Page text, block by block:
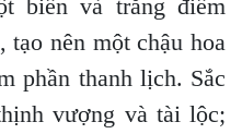
biến và trắng điểm
tạo nên một chậu hoa
phần thanh lịch. Sắc
vượng và tài lộc;